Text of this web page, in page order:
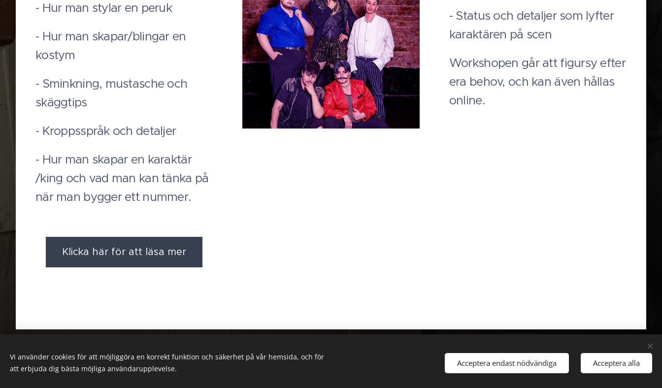
- Hur man stylar en peruk
- Hur man skapar/blingar en
kostym
- Sminkning, mustasche och
skäggtips
- Kroppsspråk och detaljer
- Hur man skapar en karaktär
/king och vad man kan tänka på
när man bygger ett nummer.
Klicka här för att läsa mer
- Status och detaljer som lyfter
karaktären på scen
Workshopen går att figursy efter
era behov, och kan även hållas
online.
Cookies
Vi använder cookies för att möjliggöra en korrekt funktion och säkerhet på vår hemsida, och för
att erbjuda dig bästa möjliga användarupplevelse.
Acceptera endast nödvändiga Acceptera alla